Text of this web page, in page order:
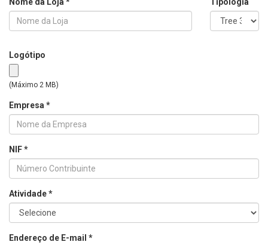
Logótipo
(Máximo 2 MB)
Empresa *
NIF *
Atividade *
Endereço de E-mail *